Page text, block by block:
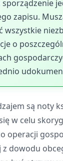
sporządzenie
zapisu.
wszystkie
o
są noty
w celu
operacji
dowodu